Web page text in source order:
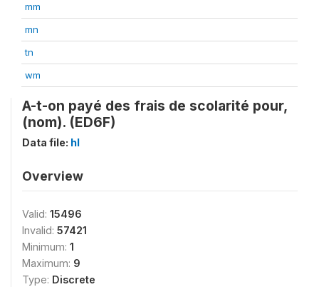
mm
mn
tn
wm
A-t-on payé des frais de scolarité pour,
(nom). (ED6F)
Data file: hl
Overview
Valid: 15496
Invalid: 57421
Minimum: 1
Maximum: 9
Type: Discrete